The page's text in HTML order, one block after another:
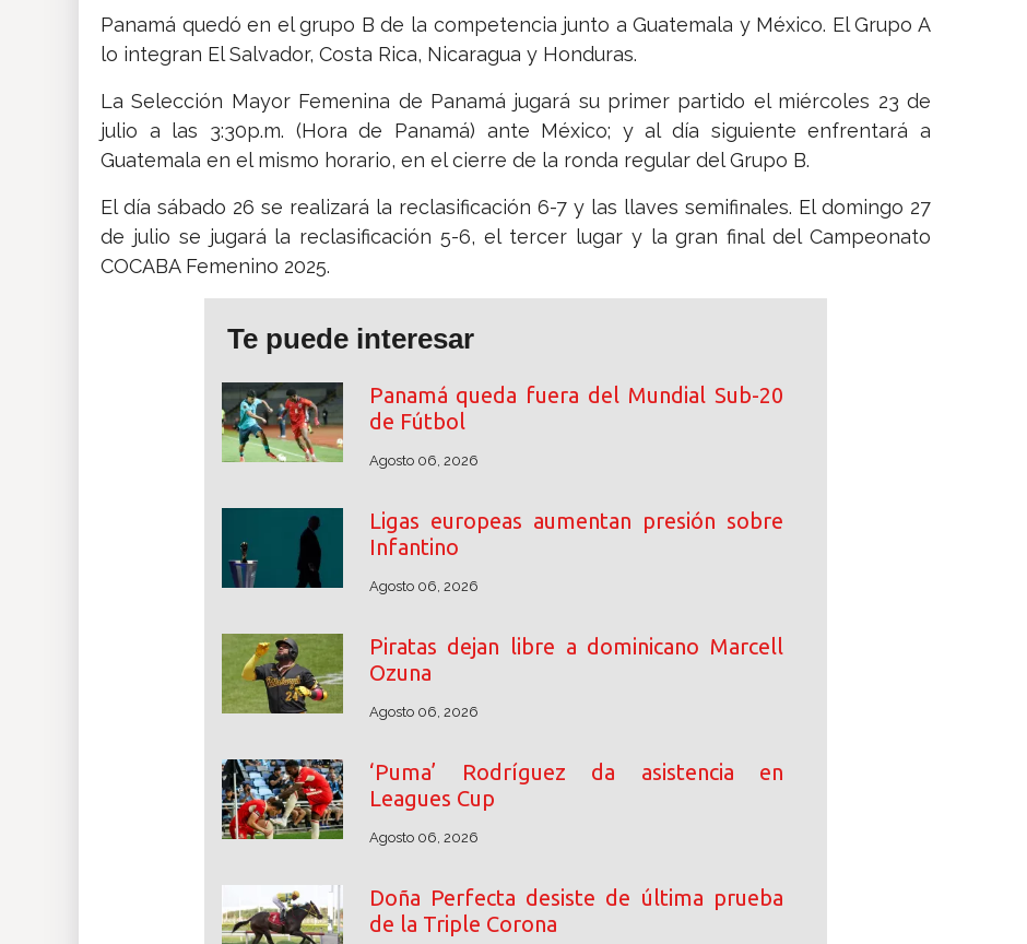
Panamá quedó en el grupo B de la competencia junto a Guatemala y México. El Grupo A
lo integran El Salvador, Costa Rica, Nicaragua y Honduras.
La Selección Mayor Femenina de Panamá jugará su primer partido el miércoles 23 de
julio a las 3:30p.m. (Hora de Panamá) ante México; y al día siguiente enfrentará a
Guatemala en el mismo horario, en el cierre de la ronda regular del Grupo B.
El día sábado 26 se realizará la reclasificación 6-7 y las llaves semifinales. El domingo 27
de julio se jugará la reclasificación 5-6, el tercer lugar y la gran final del Campeonato
COCABA Femenino 2025.
Te puede interesar
Panamá queda fuera del Mundial Sub-20
de Fútbol
Agosto 06, 2026
Ligas europeas aumentan presión sobre
Infantino
Agosto 06, 2026
Piratas dejan libre a dominicano Marcell
Ozuna
Agosto 06, 2026
‘Puma’ Rodríguez da asistencia en
Leagues Cup
Agosto 06, 2026
Doña Perfecta desiste de última prueba
de la Triple Corona